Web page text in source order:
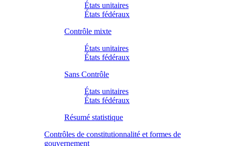
États unitaires
États fédéraux
Contrôle mixte
États unitaires
États fédéraux
Sans Contrôle
États unitaires
États fédéraux
Résumé statistique
Contrôles de constitutionnalité et formes de
gouvernement